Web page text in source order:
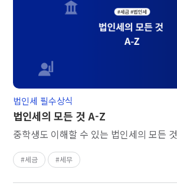
법인세의 모든 것 A-Z
중학생도 이해할 수 있는 법인세의 모든 것
법인세 필수상식
세금 세무